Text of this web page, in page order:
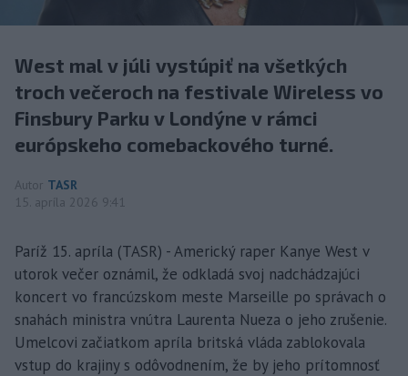
West mal v júli vystúpiť na všetkých
troch večeroch na festivale Wireless vo
Finsbury Parku v Londýne v rámci
európskeho comebackového turné.
Autor TASR
15. apríla 2026 9:41
Paríž 15. apríla (TASR) - Americký raper Kanye West v
utorok večer oznámil, že odkladá svoj nadchádzajúci
koncert vo francúzskom meste Marseille po správach o
snahách ministra vnútra Laurenta Nueza o jeho zrušenie.
Umelcovi začiatkom apríla britská vláda zablokovala
vstup do krajiny s odôvodnením, že by jeho prítomnosť